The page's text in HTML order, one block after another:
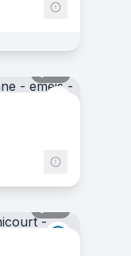
emeis
E.Leclerc